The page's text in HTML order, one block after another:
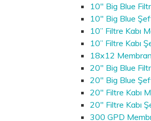
10" Big Blue
10" Big Blue
10” Filtre Kabı
10” Filtre Kabı
18x12 Membran
20" Big Blue
20" Big Blue
20" Filtre Kabı
20" Filtre Kabı
300 GPD